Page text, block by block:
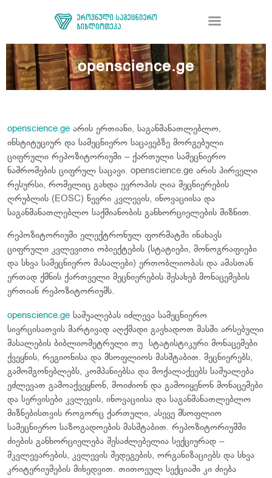
openscience.ge
ᲑᲘᲑᲚᲘᲝᲗᲔᲙᲐ
ᲦᲘᲐ ᲛᲔᲪᲜᲘᲔᲠᲔᲑᲐ
ᲠᲔᲡᲣᲠᲡᲘ
ᲠᲔᲒᲘᲡᲢᲠᲐᲪᲘᲐ
ᲓᲝᲜᲐᲪᲘᲐ
ᲙᲝᲜᲢᲐᲥᲢᲘ
openscience.ge არის ერთიანი, საგანმანათლებლო,
ინსტიტუციურ და სამეცნიერო საცავებზე მორგებული
ციფრული რეპოზიტორიუმი – ქართული სამეცნიერო
ნაშრომების ციფრულ საცავი. openscience.ge არის პირველი
რესურსი, რომელიც გახდა ევროპის ღია მეცნიერების
ღრუბლის (EOSC) წევრი კვლევის, ინოვაციისა და
საგანმანათლებლო საქმიანობის განხორციელების მიზნით.
რეპოზიტორიუმი ელექტრონულ ფორმატში ინახავს
ციფრული კვლევითი ობიექტების (სტატიები, მონოგრაფიები
და სხვა სამეცნიერო მასალები) ერთობლიობას და ამასთან
ერთად ქმნის ქართველი მეცნიერების შესახებ მონაცემების
ერთიან რეპოზიტორიუმს.
openscience.ge საშუალებას იძლევა სამეცნიერო
სივრცისათვის მარტივად აღქმადი გავხადოთ მასში არსებული
მასალების ბიბლიომეტრული თუ სტატისტიკური მონაცემები
ქვეყნის, რეგიონისა და მსოფლიოს მასშტაბით. მეცნიერებს,
გამომგონებლებს, კომპანიებსა და მოქალაქეებს საშუალება
ეძლევათ გამოაქვეყნონ, მოიძიონ და გამოიყენონ მონაცემები
და სერვისები კვლევის, ინოვაციისა და საგანმანათლებლო
მიზნებისთვის როგორც ქართული, ასევე მსოფლიო
სამეცნიერო საზოგადოების მასშტაბით. რეპოზიტორიუმში
ძიების განხორციელება შესაძლებელია სექციურად –
მკვლევარების, კვლევის შედეგების, ორგანიზაციებს და სხვა
კრიტერიუმების მიხედვით. თითოეულ სექციაში კი ძიება